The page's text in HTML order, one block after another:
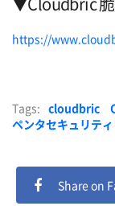
▼Cloudbric
https://
Tags: cloudbric
ペンタセキュリティ
Share on